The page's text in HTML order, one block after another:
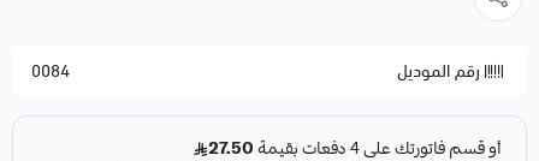
رقم الموديل 0084